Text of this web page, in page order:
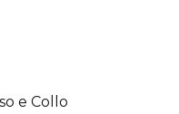
e Collo